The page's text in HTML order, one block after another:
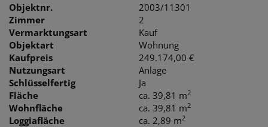
Objektnr.
2003/11301
Zimmer
2
Vermarktungsart
Kauf
Objektart
Wohnung
Kaufpreis
249.174,00 €
Nutzungsart
Anlage
Schlüsselfertig
Ja
Fläche
ca. 39,81 m2
Wohnfläche ca. 39,81 m2
Loggiafläche ca. 2,89 m2